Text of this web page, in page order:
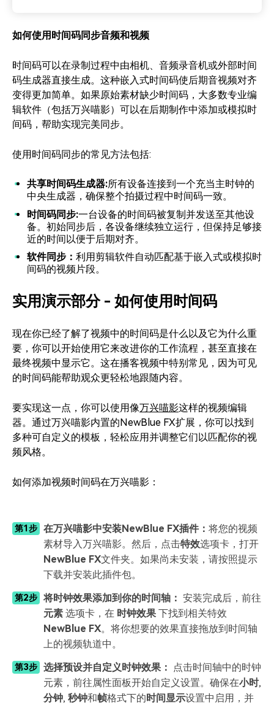
如何使用时间码同步音频和视频
时间码可以在录制过程中由相机、音频录音机或外部时间
码生成器直接生成。这种嵌入式时间码使后期音视频对齐
变得更加简单。如果原始素材缺少时间码，大多数专业编
辑软件（包括万兴喵影）可以在后期制作中添加或模拟时
间码，帮助实现完美同步。
使用时间码同步的常见方法包括:
共享时间码生成器:所有设备连接到一个充当主时钟的
中央生成器，确保整个拍摄过程中时间码一致。
时间码同步:一台设备的时间码被复制并发送至其他设
备。初始同步后，各设备继续独立运行，但保持足够接
近的时间以便于后期对齐。
软件同步： 利用剪辑软件自动匹配基于嵌入式或模拟时
间码的视频片段。
实用演示部分 - 如何使用时间码
现在你已经了解了视频中的时间码是什么以及它为什么重
要，你可以开始使用它来改进你的工作流程，甚至直接在
最终视频中显示它。这在播客视频中特别常见，因为可见
的时间码能帮助观众更轻松地跟随内容。
要实现这一点，你可以使用像万兴喵影这样的视频编辑
器。通过万兴喵影内置的NewBlue FX扩展，你可以找到
多种可自定义的模板，轻松应用并调整它们以匹配你的视
频风格。
如何添加视频时间码在万兴喵影：
第1步 在万兴喵影中安装NewBlue FX插件：将您的视频
素材导入万兴喵影。然后，点击特效选项卡，打开
NewBlue FX文件夹。如果尚未安装，请按照提示
下载并安装此插件包。
第2步 将时钟效果添加到你的时间轴： 安装完成后，前往
元素 选项卡，在 时钟效果 下找到相关特效
NewBlue FX。将你想要的效果直接拖放到时间轴
上的视频轨道中。
第3步 选择预设并自定义时钟效果：
点击时间轴中的时钟
元素，前往属性面板开始自定义设置。确保在小时,
分钟,秒钟和帧格式下的时间显示设置中启用，并